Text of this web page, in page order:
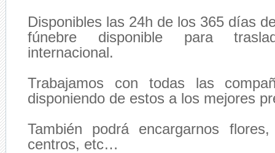
Disponibles las 24h de los 365 días
fúnebre disponible para
internacional.
Trabajamos con todas las
disponiendo de estos a los mejores
También podrá encargarnos
centros, etc…